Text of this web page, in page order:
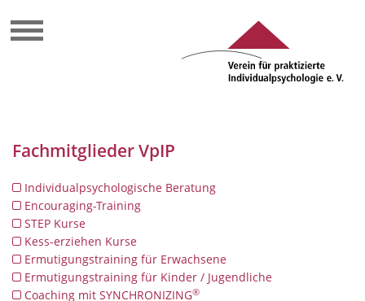
Fachmitglieder VpIP
Individualpsychologische Beratung
Encouraging-Training
STEP Kurse
Kess-erziehen Kurse
Ermutigungstraining für Erwachsene
Ermutigungstraining für Kinder / Jugendliche
Coaching mit SYNCHRONIZING®